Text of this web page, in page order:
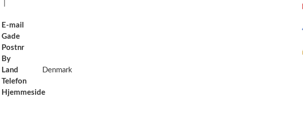
E-mail
Gade
Postnr
By
Land
Denmark
Telefon
Hjemmeside